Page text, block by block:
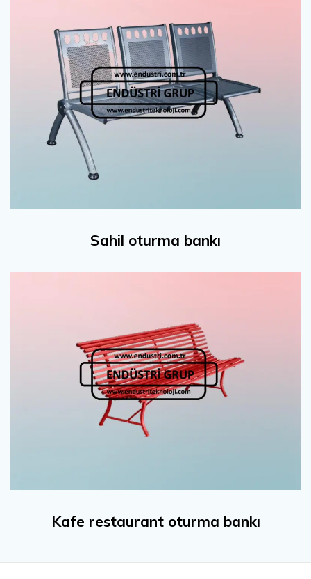
Sahil oturma bankı
Kafe restaurant oturma bankı